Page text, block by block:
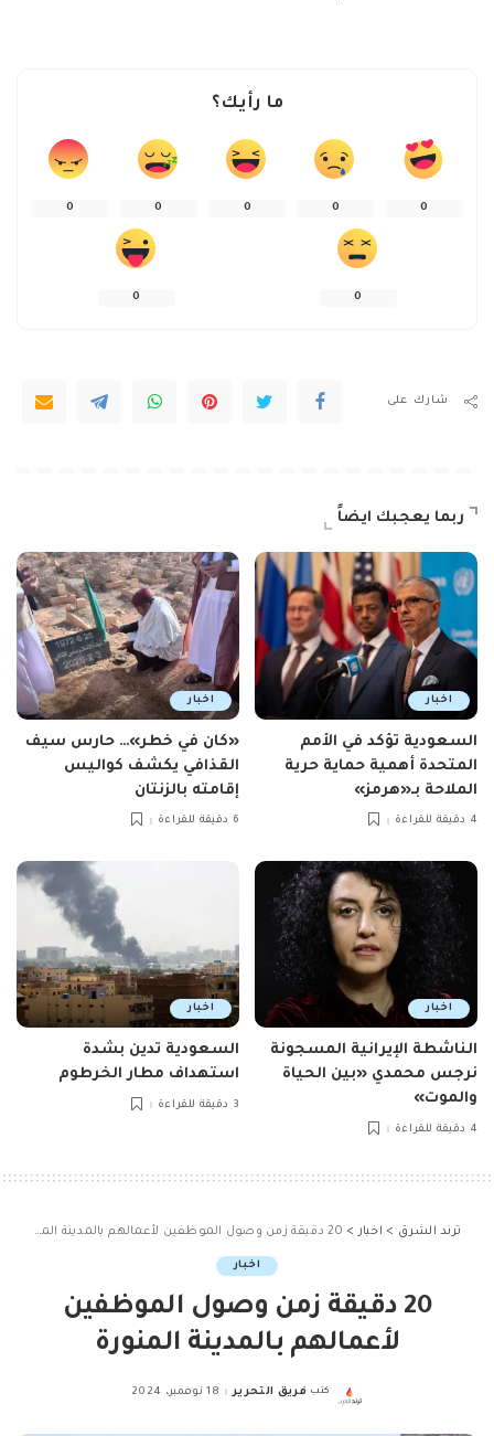
ما رأيك؟
0
0
0
0
0
0
0
شارك على
ربما يعجبك ايضاً
اخبار
السعودية تؤكد في الأمم
المتحدة أهمية حماية حرية
الملاحة بـ«هرمز»
4 دقيقة للقراءة
اخبار
«كان في خطر»… حارس سيف
القذافي يكشف كواليس
إقامته بالزنتان
6 دقيقة للقراءة
اخبار
الناشطة الإيرانية المسجونة
نرجس محمدي «بين الحياة
والموت»
4 دقيقة للقراءة
اخبار
السعودية تدين بشدة
استهداف مطار الخرطوم
3 دقيقة للقراءة
ترند الشرق > اخبار > 20 دقيقة زمن وصول الموظفين لأعمالهم بالمدينة المنورة
اخبار
20 دقيقة زمن وصول الموظفين
لأعمالهم بالمدينة المنورة
Posted
كتب فريق التحرير 18 نوفمبر، 2024